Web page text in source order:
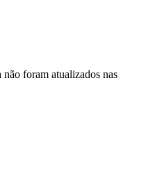
não foram atualizados nas